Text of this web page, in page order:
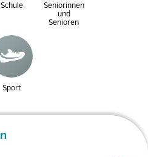
Schule
Seniorinnen
und
Senioren
Sport